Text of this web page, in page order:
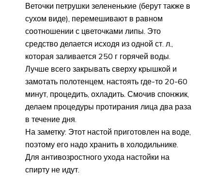
Веточки петрушки зелененькие (берут также в
сухом виде), перемешивают в равном
соотношении с цветочками липы. Это
средство делается исходя из одной ст. л.,
которая заливается 250 г горячей воды.
Лучше всего закрывать сверху крышкой и
замотать полотенцем, настоять где-то 20-60
минут, процедить, охладить. Смочив спонжик,
делаем процедуры протирания лица два раза
в течение дня.
На заметку: Этот настой приготовлен на воде,
поэтому его надо хранить в холодильнике.
Для антивозростного ухода настойки на
спирту не идут.